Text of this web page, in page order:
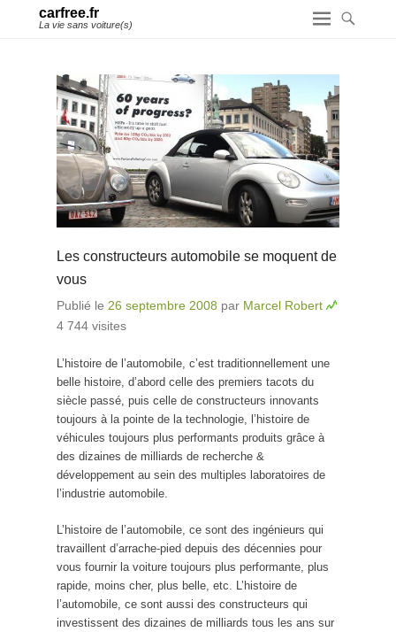
carfree.fr
La vie sans voiture(s)
Les constructeurs automobile se moquent de
vous
Publié le 26 septembre 2008 par Marcel Robert
4 744 visites
L’histoire de l’automobile, c’est traditionnellement une
belle histoire, d’abord celle des premiers tacots du
siècle passé, puis celle de constructeurs innovants
toujours à la pointe de la technologie, l’histoire de
véhicules toujours plus performants produits grâce à
des dizaines de milliards de recherche &
développement au sein des multiples laboratoires de
l’industrie automobile.
L’histoire de l’automobile, ce sont des ingénieurs qui
travaillent d’arrache-pied depuis des décennies pour
vous fournir la voiture toujours plus performante, plus
rapide, moins cher, plus belle, etc. L’histoire de
l’automobile, ce sont aussi des constructeurs qui
investissent des dizaines de milliards tous les ans sur